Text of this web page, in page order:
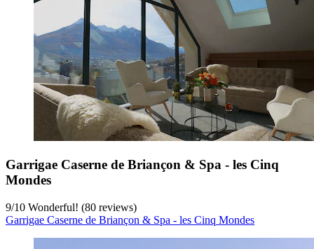
Garrigae Caserne de Briançon & Spa - les Cinq
Mondes
9/10 Wonderful! (80 reviews)
Garrigae Caserne de Briançon & Spa - les Cinq Mondes